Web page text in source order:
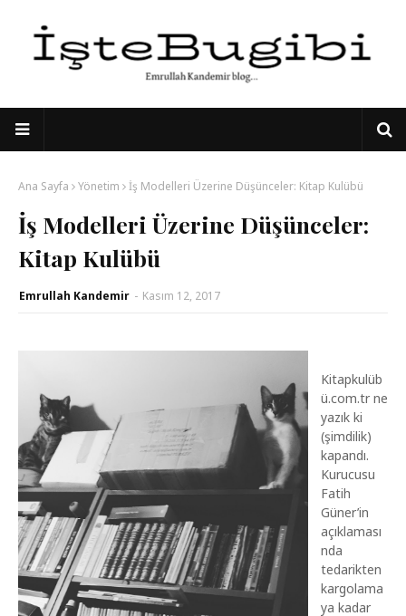
Ana Sayfa Yönetim İş Modelleri Üzerine Düşünceler: Kitap Kulübü
İş Modelleri Üzerine Düşünceler:
Kitap Kulübü
Emrullah Kandemir - Kasım 12, 2017
Kitapkulüb
ü.com.tr ne
yazık ki
(şimdilik)
kapandı.
Kurucusu
Fatih
Güner’in
açıklaması
nda
tedarikten
kargolama
ya kadar